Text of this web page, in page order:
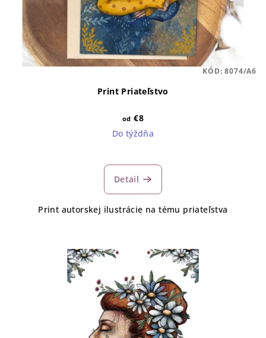
Print Priateľstvo
od €8
Do týždňa
Detail
Print autorskej ilustrácie na tému priateľstva
KÓD:8074/A6